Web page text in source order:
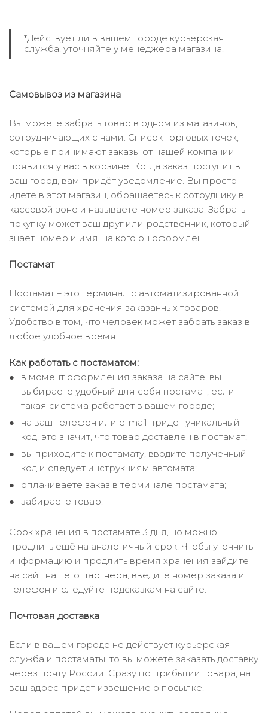
*Действует ли в вашем городе курьерская
служба, уточняйте у менеджера магазина.
Самовывоз из магазина
Вы можете забрать товар в одном из магазинов,
сотрудничающих с нами. Список торговых точек,
которые принимают заказы от нашей компании
появится у вас в корзине. Когда заказ поступит в
ваш город, вам придёт уведомление. Вы просто
идёте в этот магазин, обращаетесь к сотруднику в
кассовой зоне и называете номер заказа. Забрать
покупку может ваш друг или родственник, который
знает номер и имя, на кого он оформлен.
Постамат
Постамат – это терминал с автоматизированной
системой для хранения заказанных товаров.
Удобство в том, что человек может забрать заказ в
любое удобное время.
Как работать с постаматом:
в момент оформления заказа на сайте, вы
выбираете удобный для себя постамат, если
такая система работает в вашем городе;
на ваш телефон или e-mail придет уникальный
код, это значит, что товар доставлен в постамат;
вы приходите к постамату, вводите полученный
код и следует инструкциям автомата;
оплачиваете заказ в терминале постамата;
забираете товар.
Срок хранения в постамате 3 дня, но можно
продлить ещё на аналогичный срок. Чтобы уточнить
информацию и продлить время хранения зайдите
на сайт нашего партнера, введите номер заказа и
телефон и следуйте подсказкам на сайте.
Почтовая доставка
Если в вашем городе не действует курьерская
служба и постаматы, то вы можете заказать доставку
через почту России. Сразу по прибытии товара, на
ваш адрес придет извещение о посылке.